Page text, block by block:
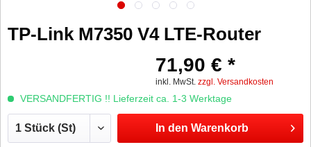
TP-Link M7350 V4 LTE-Router
71,90 € *
inkl. MwSt. zzgl. Versandkosten
VERSANDFERTIG !! Lieferzeit ca. 1-3 Werktage
In den Warenkorb